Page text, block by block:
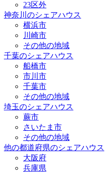
23区外
神奈川のシェアハウス
横浜市
川崎市
その他の地域
千葉のシェアハウス
船橋市
市川市
千葉市
その他の地域
埼玉のシェアハウス
蕨市
さいたま市
その他の地域
他の都道府県のシェアハウス
大阪府
兵庫県